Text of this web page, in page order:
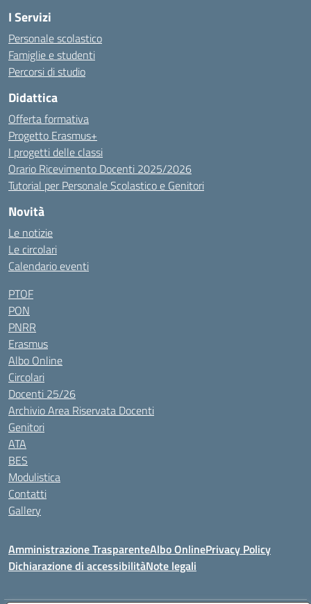
I Servizi
Personale scolastico
Famiglie e studenti
Percorsi di studio
Didattica
Offerta formativa
Progetto Erasmus+
I progetti delle classi
Orario Ricevimento Docenti 2025/2026
Tutorial per Personale Scolastico e Genitori
Novità
Le notizie
Le circolari
Calendario eventi
PTOF
PON
PNRR
Erasmus
Albo Online
Circolari
Docenti 25/26
Archivio Area Riservata Docenti
Genitori
ATA
BES
Modulistica
Contatti
Gallery
Amministrazione TrasparenteAlbo OnlinePrivacy Policy
Dichiarazione di accessibilitàNote legali